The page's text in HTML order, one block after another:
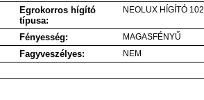
Egrokorros hígító
típusa:
NEOLUX HÍGÍTÓ 102
Fényesség: MAGASFÉNYŰ
Fagyveszélyes: NEM